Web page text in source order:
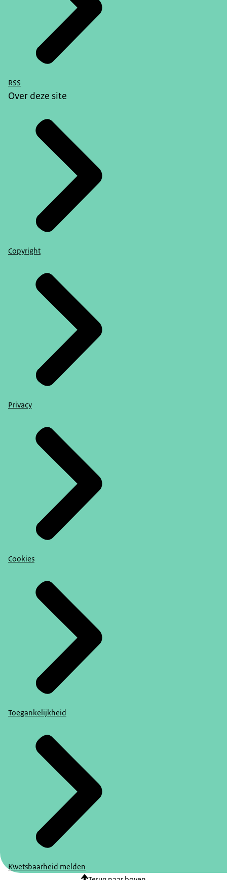
RSS
Over deze site
Copyright
Privacy
Cookies
Toegankelijkheid
Kwetsbaarheid melden